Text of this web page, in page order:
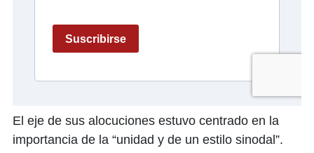
El eje de sus alocuciones estuvo centrado en la
importancia de la “unidad y de un estilo sinodal”.